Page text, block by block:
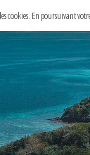
cookies. En poursuivant